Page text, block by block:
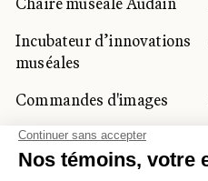
Incubateur d’innovations
muséales
Commandes d'images
Prix Lynne-Cohen